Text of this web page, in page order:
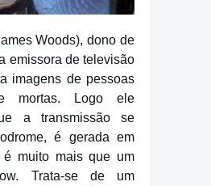
Woods), dono de
emissora de televisão
imagens de pessoas
mortas. Logo ele
a transmissão se
é gerada em
é muito mais que um
Trata-se de um